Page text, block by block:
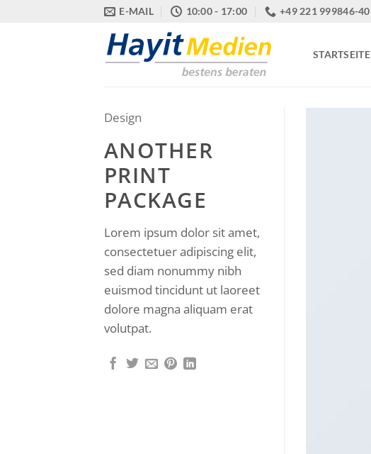
E-MAIL 10:00 - 17:00 +49 221 999846-40
STARTSEITE
Design
ANOTHER
PRINT
PACKAGE
Lorem ipsum dolor sit amet,
consectetuer adipiscing elit,
sed diam nonummy nibh
euismod tincidunt ut laoreet
dolore magna aliquam erat
volutpat.